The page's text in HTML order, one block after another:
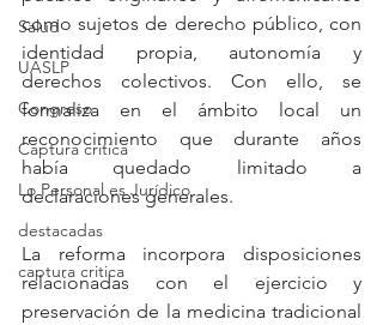
Salud
UASLP
Congreso
Captura critica
Lo Personal es Jurídico
destacadas
captura critica
como sujetos de derecho público, con
identidad propia, autonomía y
derechos colectivos. Con ello, se
formaliza en el ámbito local un
reconocimiento que durante años
había quedado limitado a
declaraciones generales.
La reforma incorpora disposiciones
relacionadas con el ejercicio y
preservación de la medicina tradicional